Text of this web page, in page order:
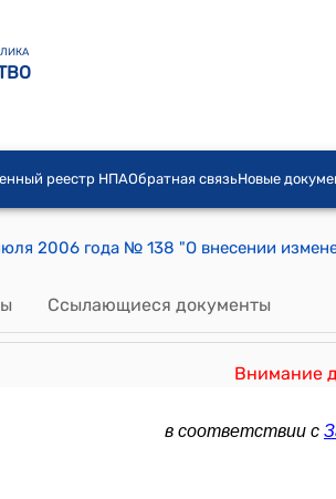
реестр НПАОбратная связьНовые
Ссылающиеся документы
Внимание